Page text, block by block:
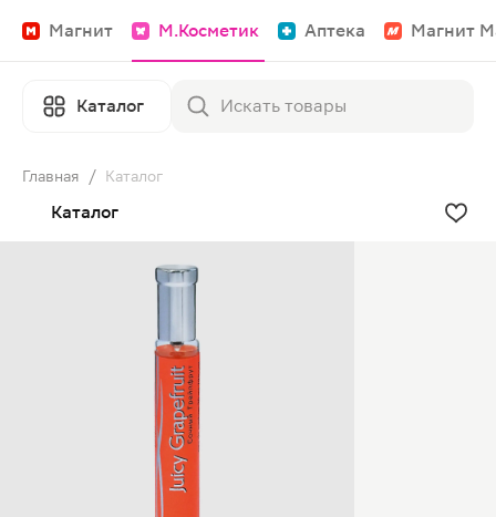
Магнит М.Косметик Аптека Магнит
Каталог
Главная / Каталог
Каталог